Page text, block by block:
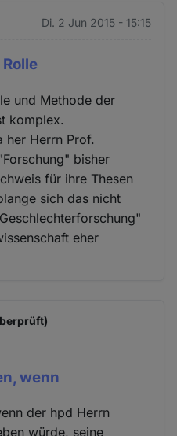
Di. 2 Jun 2015 - 15:15
und Methode der
komplex.
her Herrn Prof.
bisher
für ihre Thesen
sich das nicht
eher
wenn
der hpd Herrn
würde, seine